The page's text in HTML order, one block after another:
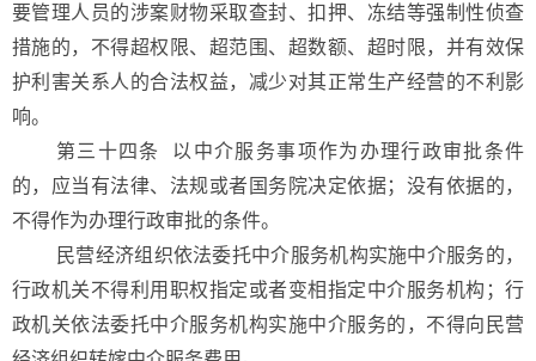
要管理人员的涉案财物采取查封、扣押、冻结等强制性侦查
措施的，不得超权限、超范围、超数额、超时限，并有效保
护利害关系人的合法权益，减少对其正常生产经营的不利影
响。
第三十四条 以中介服务事项作为办理行政审批条件
的，应当有法律、法规或者国务院决定依据；没有依据的，
不得作为办理行政审批的条件。
民营经济组织依法委托中介服务机构实施中介服务的，
行政机关不得利用职权指定或者变相指定中介服务机构；行
政机关依法委托中介服务机构实施中介服务的，不得向民营